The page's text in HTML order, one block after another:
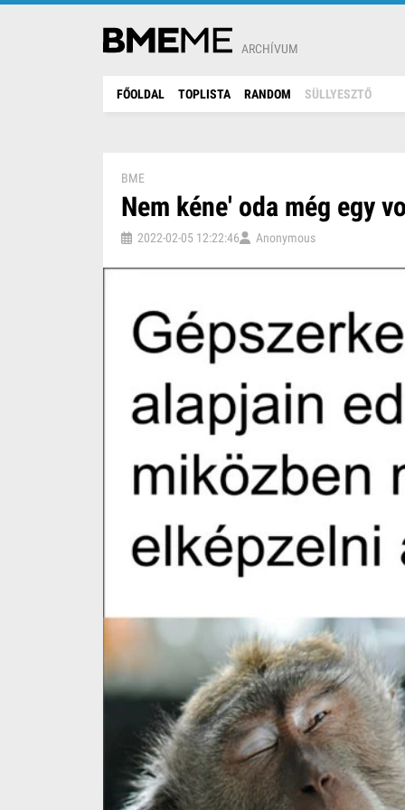
ARCHÍVUM
FŐOLDAL TOPLISTA RANDOM SÜLLYESZTŐ
BME
Nem kéne' oda még egy
2022-02-05 12:22:46 Anonymous